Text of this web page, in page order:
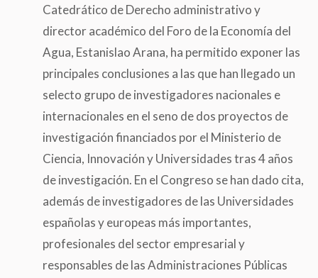
Catedrático de Derecho administrativo y
director académico del Foro de la Economía del
Agua, Estanislao Arana, ha permitido exponer las
principales conclusiones a las que han llegado un
selecto grupo de investigadores nacionales e
internacionales en el seno de dos proyectos de
investigación financiados por el Ministerio de
Ciencia, Innovación y Universidades tras 4 años
de investigación. En el Congreso se han dado cita,
además de investigadores de las Universidades
españolas y europeas más importantes,
profesionales del sector empresarial y
responsables de las Administraciones Públicas